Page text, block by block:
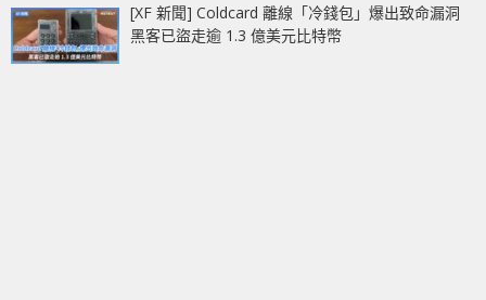
[XF 新聞] Coldcard 離線「冷錢包」爆出致命漏洞
黑客已盜走逾 1.3 億美元比特幣